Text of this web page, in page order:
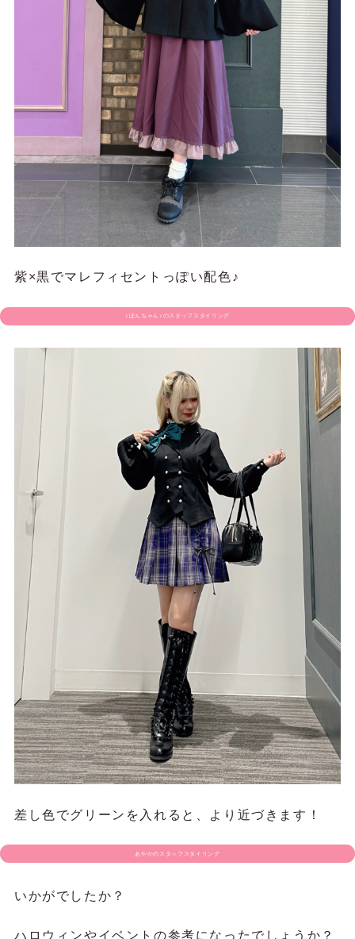
紫×黒でマレフィセントっぽい配色♪
♪ぽんちゃん♪のスタッフスタイリング
差し色でグリーンを入れると、より近づきます！
あやかのスタッフスタイリング
いかがでしたか？
ハロウィンやイベントの参考になったでしょうか？